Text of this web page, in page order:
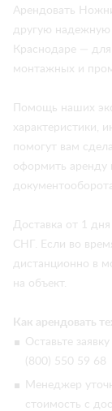
Арендовать
другую надежную
Краснодаре —
монтажных и
Помощь наших
характеристики,
помогут вам
оформить аренду
Доставка от 1
СНГ. Если во
дистанционно в
на объект.
Как арендовать
Оставьте
(800) 550 59 68
Менеджер
стоимость с